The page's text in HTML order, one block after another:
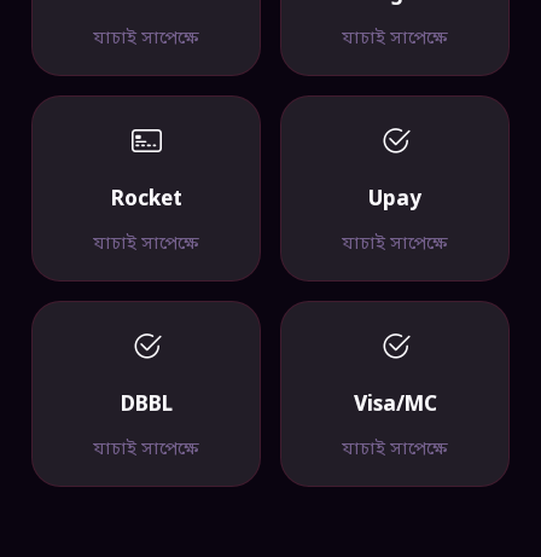
যাচাই সাপেক্ষে যাচাই সাপেক্ষে
Rocket
যাচাই সাপেক্ষে
Upay
যাচাই সাপেক্ষে
DBBL
যাচাই সাপেক্ষে
Visa/MC
যাচাই সাপেক্ষে